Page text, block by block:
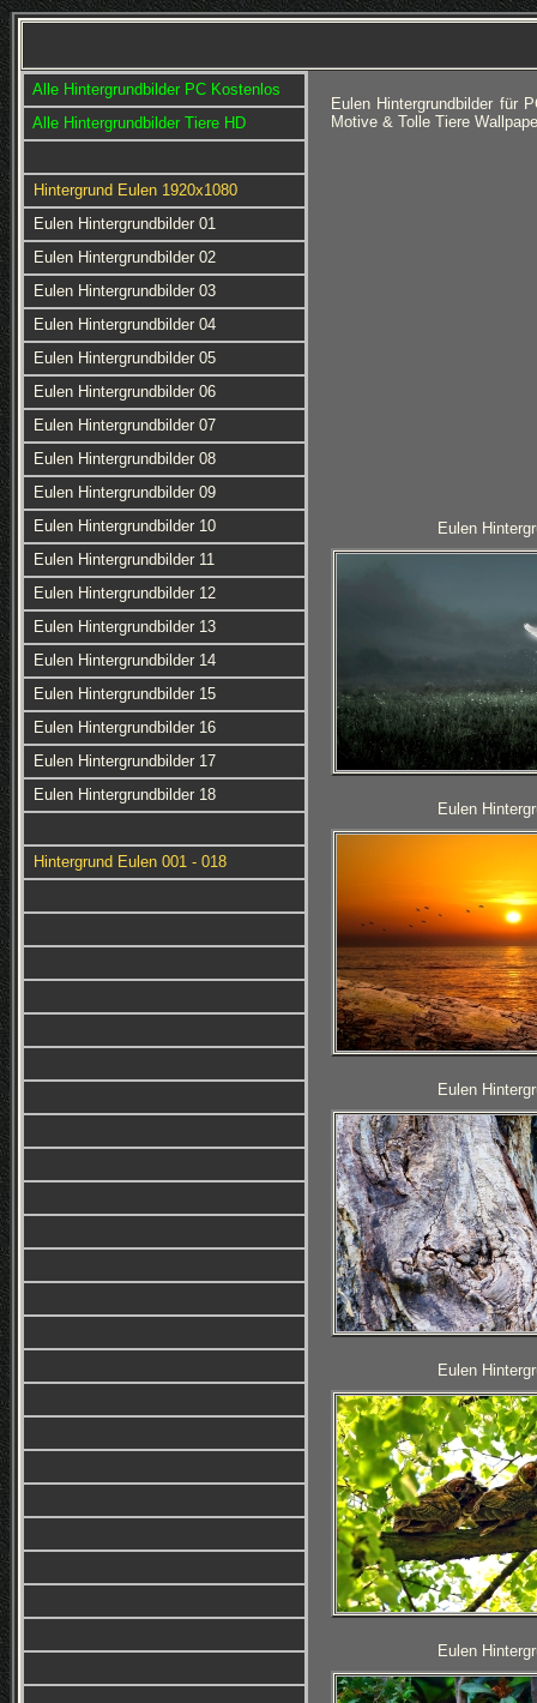
Alle Hintergrundbilder PC Kostenlos
Alle Hintergrundbilder Tiere HD
Hintergrund Eulen 1920x1080
Eulen Hintergrundbilder 01
Eulen Hintergrundbilder 02
Eulen Hintergrundbilder 03
Eulen Hintergrundbilder 04
Eulen Hintergrundbilder 05
Eulen Hintergrundbilder 06
Eulen Hintergrundbilder 07
Eulen Hintergrundbilder 08
Eulen Hintergrundbilder 09
Eulen Hintergrundbilder 10
Eulen Hintergrundbilder 11
Eulen Hintergrundbilder 12
Eulen Hintergrundbilder 13
Eulen Hintergrundbilder 14
Eulen Hintergrundbilder 15
Eulen Hintergrundbilder 16
Eulen Hintergrundbilder 17
Eulen Hintergrundbilder 18
Hintergrund Eulen 001 - 018
Eulen Hintergrundbilder für
Motive & Tolle Tiere
Eulen
Eulen
Eulen
Eulen
Eulen